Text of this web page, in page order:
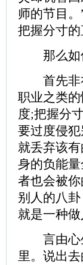
师的节目
把握分寸的
那么如何
首先非礼
职业之类
度;把握分
要过度侵
就丢弃该
身的负能
者也会被
别人的八
就是一种做
言由心生
里。说出